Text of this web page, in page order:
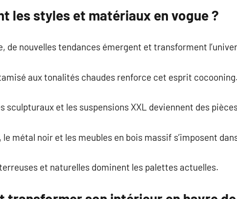
les styles et matériaux en vogue ?
de nouvelles tendances émergent et transforment
aux tonalités chaudes renforce cet esprit cocooning.
sculpturaux et les suspensions XXL deviennent des
métal noir et les meubles en bois massif s’imposent
et naturelles dominent les palettes actuelles.